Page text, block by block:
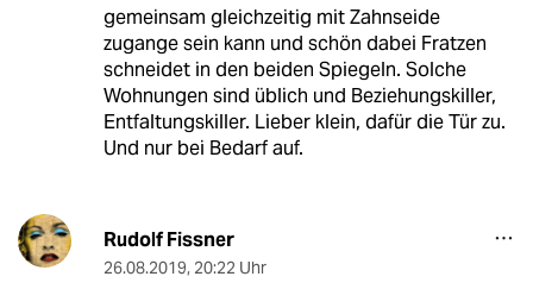
gemeinsam gleichzeitig mit Zahnseide
zugange sein kann und schön dabei Fratzen
schneidet in den beiden Spiegeln. Solche
Wohnungen sind üblich und Beziehungskiller,
Entfaltungskiller. Lieber klein, dafür die Tür zu.
Und nur bei Bedarf auf.
Rudolf Fissner
26.08.2019, 20:22 Uhr